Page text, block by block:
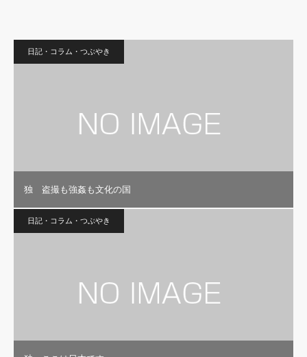
日記・コラム・つぶやき
独 盗撮も強姦も文化の国
日記・コラム・つぶやき